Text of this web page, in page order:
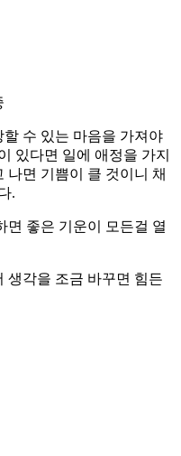
수 있는 마음을 가져야
있다면 일에 애정을 가지
나면 기쁨이 클 것이니 채
.
면 좋은 기운이 모든걸 열
생각을 조금 바꾸면 힘든